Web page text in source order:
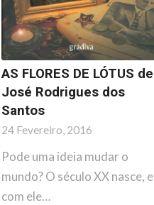
AS FLORES DE LÓTUS de
José Rodrigues dos
Santos
24 Fevereiro, 2016
Pode uma ideia mudar o
mundo? O século XX nasce, e
com ele…